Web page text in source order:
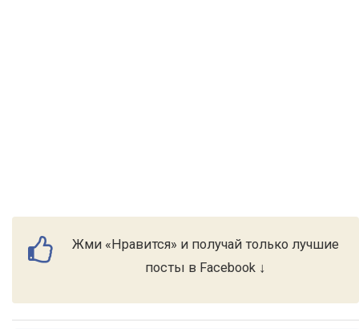
Жми «Нравится» и получай только лучшие
посты в Facebook ↓